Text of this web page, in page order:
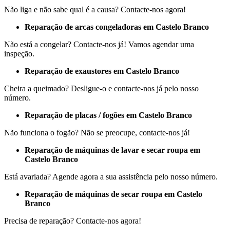
Não liga e não sabe qual é a causa? Contacte-nos agora!
Reparação de arcas congeladoras em Castelo Branco
Não está a congelar? Contacte-nos já! Vamos agendar uma
inspeção.
Reparação de exaustores em Castelo Branco
Cheira a queimado? Desligue-o e contacte-nos já pelo nosso
número.
Reparação de placas / fogões em Castelo Branco
Não funciona o fogão? Não se preocupe, contacte-nos já!
Reparação de máquinas de lavar e secar roupa em
Castelo Branco
Está avariada? Agende agora a sua assistência pelo nosso número.
Reparação de máquinas de secar roupa em Castelo
Branco
Precisa de reparação? Contacte-nos agora!